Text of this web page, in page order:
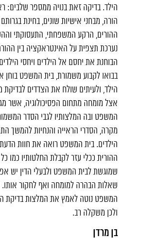
הילד. בדיקה זאת בנויה ממספר שלבים:
הורה, מבחני אישיות שונים, בחינת
ההורים, הרקע המשפחתי, התעסוקתי
נערכת תצפית על האינטראקציה בין
הבוחנת את יחסם אל הילדים ויחסי
בבואו לקבוע משמורת, בית המשפט בוחן
הילד, ולעיתים שולח את הצדדים לבדיקת
אצל מומחה מתחום הפסיכולוגיה, אשר
המשפט ובה המלצותיו לגבי הסדר
מקרה, הסדרי הראייה והנחיות להמשך
הילדים. בית המשפט רואה את חוות הדעת
ההורית ככלי עזר לקבלת החלטותיו כמו
שמוגשת לבית המשפט ולבעלי הדין יש
שאלות הבהרה למומחה ואף לחקור
המשפט נוטה לאמץ את המלצות בדיקת
ולכן משקלה רב.
בן מרדן